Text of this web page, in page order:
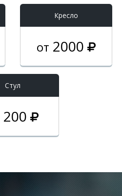
Кресло
от 2000
Стул
200